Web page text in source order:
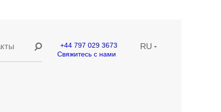
+44 797 029 3673
Свяжитесь с нами
RU